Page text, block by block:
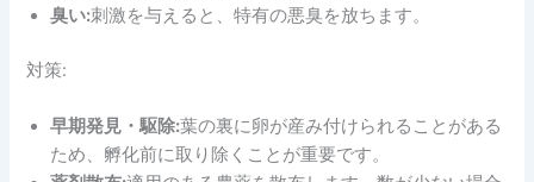
臭い:刺激を与えると、特有の悪臭を放ちます。
対策:
早期発見・駆除:葉の裏に卵が産み付けられることがある
ため、孵化前に取り除くことが重要です。